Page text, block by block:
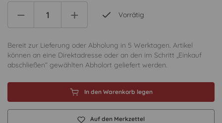
Vorrätig
Bereit zur Lieferung oder Abholung in 5 Werktagen. Artikel
können an eine Direktadresse oder an den im Schritt „Einkauf
abschließen“ gewählten Abholort geliefert werden.
In den Warenkorb legen
Auf den Merkzettel